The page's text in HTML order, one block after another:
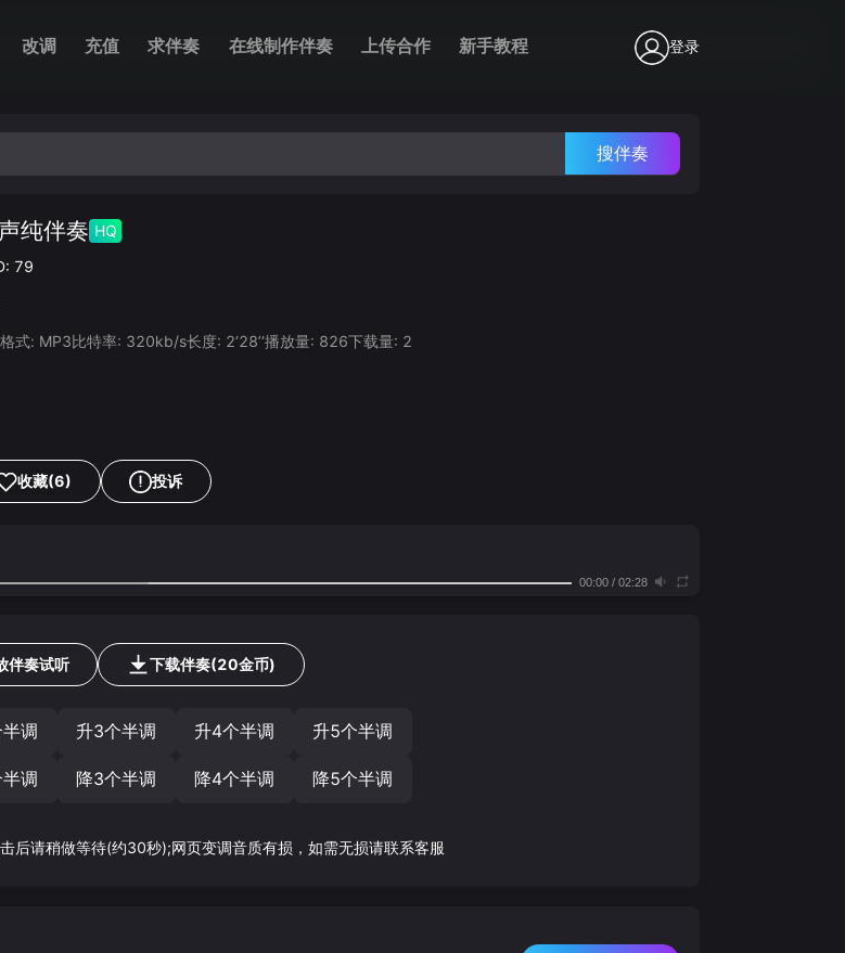
改调 充值 求伴奏 在线制作伴奏 上传合作 新手教程 登录
搜伴奏
纯伴奏 HQ
79
格式: MP3比特率: 320kb/s长度: 2‘28’‘播放量: 826下载量: 2
收藏(6) 投诉
00:00/ 02:28
伴奏试听 下载伴奏(20金币)
调 升3个半调 升4个半调 升5个半调
调 降3个半调 降4个半调 降5个半调
后请稍做等待(约30秒);网页变调音质有损，如需无损请联系客服